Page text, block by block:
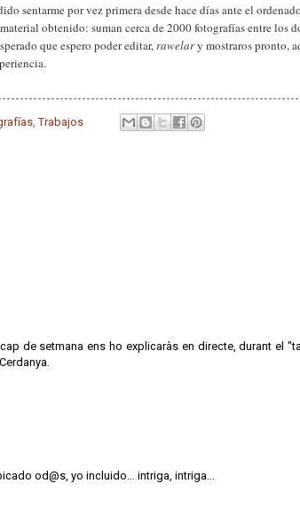
sentarme por vez primera desde hace días ante el
obtenido: suman cerca de 2000 fotografías entre los
que espero poder editar,rawelary mostraros pronto,
,Trabajos
de setmana ens ho explicaràs en directe, durant el
od@s, yo incluido... intriga, intriga...